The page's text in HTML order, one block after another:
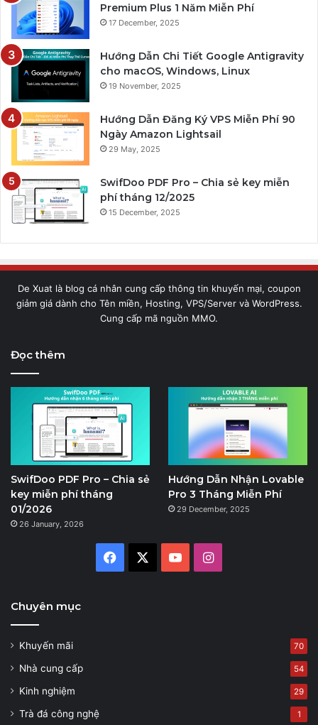
Premium Plus 1 Năm Miễn Phí
17 December, 2025
Hướng Dẫn Chi Tiết Google Antigravity
cho macOS, Windows, Linux
19 November, 2025
Hướng Dẫn Đăng Ký VPS Miễn Phí 90
Ngày Amazon Lightsail
29 May, 2025
SwifDoo PDF Pro – Chia sẻ key miễn
phí tháng 12/2025
15 December, 2025
De Xuat là blog cá nhân cung cấp thông tin khuyến mại, coupon
giảm giá dành cho Tên miền, Hosting, VPS/Server và WordPress.
Cung cấp mã nguồn MMO.
Đọc thêm
SwifDoo PDF Pro – Chia sẻ
key miễn phí tháng
01/2026
26 January, 2026
Hướng Dẫn Nhận Lovable
Pro 3 Tháng Miễn Phí
29 December, 2025
Facebook YouTubeInstagram
Chuyên mục
Khuyến mãi 70
Nhà cung cấp 54
Kinh nghiệm 29
Trà đá công nghệ 1